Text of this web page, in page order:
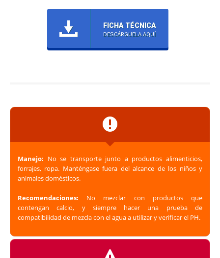
FICHA TÉCNICA
DESCÁRGUELA AQUÍ
Manejo: No se transporte junto a productos alimenticios,
forrajes, ropa. Manténgase fuera del alcance de los niños y
animales domésticos.
Recomendaciones: No mezclar con productos que
contengan calcio, y siempre hacer una prueba de
compatibilidad de mezcla con el agua a utilizar y verificar el PH.